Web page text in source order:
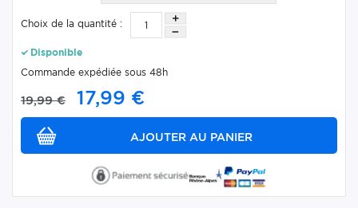
Choix de la quantité :
Disponible
Commande expédiée sous 48h
19,99 € 17,99 €